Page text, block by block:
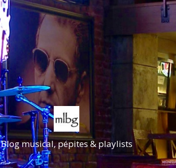
Blog musical, pépites & playlists